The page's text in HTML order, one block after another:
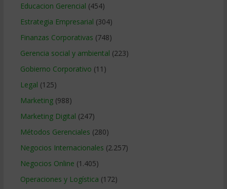
Educacion Gerencial (454)
Estrategia Empresarial (304)
Finanzas Corporativas (748)
Gerencia social y ambiental (223)
Gobierno Corporativo (11)
Legal (125)
Marketing(988)
Marketing Digital (247)
Métodos Gerenciales (280)
Negocios Internacionales (2.257)
Negocios Online (1.405)
Operaciones y Logística (172)